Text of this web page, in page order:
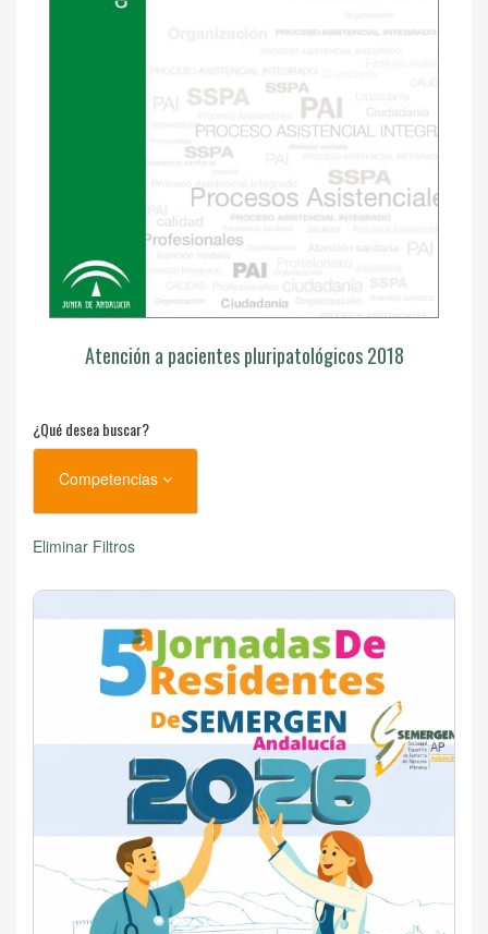
Atención a pacientes pluripatológicos 2018
¿Qué desea buscar?
Competencias
Eliminar Filtros